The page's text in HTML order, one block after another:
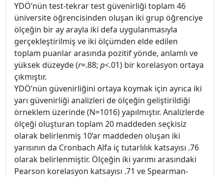
YDÖ’nün test-tekrar test güvenirliği toplam 46
üniversite öğrencisinden oluşan iki grup öğrenciye
ölçeğin bir ay arayla iki defa uygulanmasıyla
gerçekleştirilmiş ve iki ölçümden elde edilen
toplam puanlar arasında pozitif yönde, anlamlı ve
yüksek düzeyde (r=.88; p<.01) bir korelasyon ortaya
çıkmıştır.
YDÖ’nün güvenirliğini ortaya koymak için ayrıca iki
yarı güvenirliği analizleri de ölçeğin geliştirildiği
örneklem üzerinde (N=1016) yapılmıştır. Analizlerde
ölçeği oluşturan toplam 20 maddeden seçkisiz
olarak belirlenmiş 10’ar maddeden oluşan iki
yarısının da Cronbach Alfa iç tutarlılık katsayısı .76
olarak belirlenmiştir. Ölçeğin iki yarımı arasındaki
Pearson korelasyon katsayısı .71 ve Spearman-